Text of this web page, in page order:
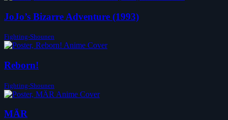
JoJo’s Bizarre Adventure (1993)
Fighting-Shounen
Reborn!
Fighting-Shounen
MÄR